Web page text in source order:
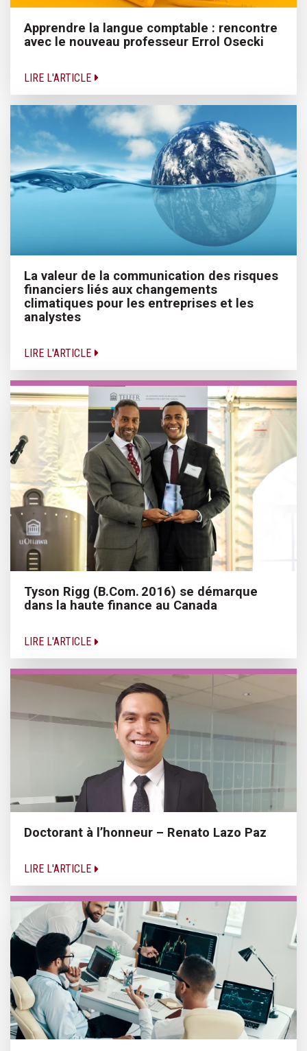
Apprendre la langue comptable : rencontre
avec le nouveau professeur Errol Osecki
LIRE L'ARTICLE
La valeur de la communication des risques
financiers liés aux changements
climatiques pour les entreprises et les
analystes
LIRE L'ARTICLE
Tyson Rigg (B.Com. 2016) se démarque
dans la haute finance au Canada
LIRE L'ARTICLE
Doctorant à l’honneur – Renato Lazo Paz
LIRE L'ARTICLE